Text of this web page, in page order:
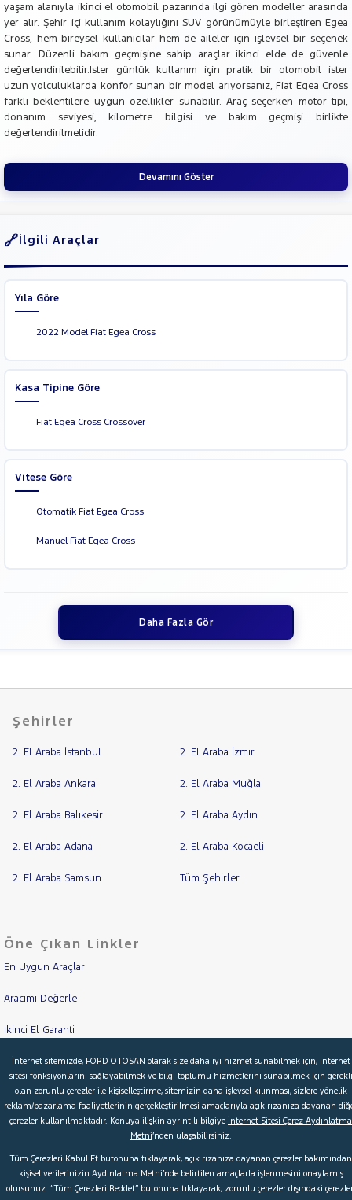
EGEA
EGEA
CROSS
1.5 T4
HIBRIT
LIMITED
FIORINO
Fiorino
Foton
HONDA
Iveco
Jaecoo
LANCIA
MAN
MOTORSIKLET
SEAT
SKODA
SSANGYONG
TOGG
TOYOTA
VOLVO
Bayi
Yakıt
Türü
Vites
Tipi
Araç
Cinsleri
Kasa
Türü
Garanti
Kampanya
ve
Boya
Parça
No
yaşam alanıyla ikinci el otomobil pazarında ilgi gören modeller arasında
yer alır. Şehir içi kullanım kolaylığını SUV görünümüyle birleştiren Egea
Cross, hem bireysel kullanıcılar hem de aileler için işlevsel bir seçenek
sunar. Düzenli bakım geçmişine sahip araçlar ikinci elde de güvenle
değerlendirilebilir.İster günlük kullanım için pratik bir otomobil ister
uzun yolculuklarda konfor sunan bir model arıyorsanız, Fiat Egea Cross
farklı beklentilere uygun özellikler sunabilir. Araç seçerken motor tipi,
donanım seviyesi, kilometre bilgisi ve bakım geçmişi birlikte
değerlendirilmelidir.
Devamını Göster
İlgili Araçlar
Yıla Göre
2022 Model Fiat Egea Cross
Kasa Tipine Göre
Fiat Egea Cross Crossover
Vitese Göre
Otomatik Fiat Egea Cross
Manuel Fiat Egea Cross
Daha Fazla Gör
Şehirler
2. El Araba İstanbul 2. El Araba İzmir
2. El Araba Ankara 2. El Araba Muğla
2. El Araba Balıkesir 2. El Araba Aydın
2. El Araba Adana 2. El Araba Kocaeli
2. El Araba Samsun Tüm Şehirler
Öne Çıkan Linkler
En Uygun Araçlar
Aracımı Değerle
İkinci El Garanti
Kampanyalar
Kredi Hesaplama & Başvuru
Şartlar & Kişisel Verilerin Korunması S.S.S. Faydalı Bağlantılar
İnternet sitemizde, FORD OTOSAN olarak size daha iyi hizmet sunabilmek için, internet
sitesi fonksiyonlarını sağlayabilmek ve bilgi toplumu hizmetlerini sunabilmek için gerekli
olan zorunlu çerezler ile kişiselleştirme, sitemizin daha işlevsel kılınması, sizlere yönelik
reklam/pazarlama faaliyetlerinin gerçekleştirilmesi amaçlarıyla açık rızanıza dayanan
çerezler kullanılmaktadır. Konuya ilişkin ayrıntılı bilgiye İnternet Sitesi Çerez Aydınlatma
Metni’nden ulaşabilirsiniz.
Tüm Çerezleri Kabul Et butonuna tıklayarak, açık rızanıza dayanan çerezler bakımından
kişisel verilerinizin Aydınlatma Metni’nde belirtilen amaçlarla işlenmesini onaylamış
olursunuz. “Tüm Çerezleri Reddet” butonuna tıklayarak, zorunlu çerezler dışındaki